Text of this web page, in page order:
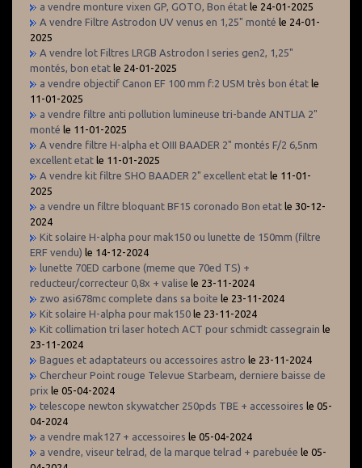
a vendre monture vixen GP, GOTO, Bon état le 24-01-2025
A vendre Filtre Astrodon UV venus en 1,25" monté le 24-01-
2025
A vendre lot Filtres LRGB Astrodon I series gen2, 1,25"
montés, bon etat le 24-01-2025
a vendre objectif Canon EF 100 mm f:2 USM très bon état le
11-01-2025
a vendre filtre anti pollution lumineuse tri-bande ANTLIA 2"
monté le 11-01-2025
A vendre filtre H-alpha et OIII BAADER 2" montés F/2 6,5nm
excellent etat le 11-01-2025
A vendre kit filtre SHO BAADER 2" excellent etat le 11-01-
2025
a vendre un filtre bloquant BF15 coronado Bon etat le 30-12-
2024
Kit solaire H-alpha pour mak150 ou lunette de 150mm (filtre
ERF vendu) le 14-12-2024
lunette 70ED carbone (meme que 70ed TS) +
reducteur/correcteur 0,8x + valise le 23-11-2024
zwo asi678mc complete dans sa boite le 23-11-2024
Kit solaire H-alpha pour mak150 le 23-11-2024
Kit collimation tri laser hotech ACT pour schmidt cassegrain le
23-11-2024
Bagues et adaptateurs ou accessoires astro le 23-11-2024
Chercheur Point rouge Televue Starbeam, derniere baisse de
prix le 05-04-2024
telescope newton skywatcher 250pds TBE + accessoires le 05-
04-2024
a vendre mak127 + accessoires le 05-04-2024
a vendre, viseur telrad, de la marque telrad + parebuée le 05-